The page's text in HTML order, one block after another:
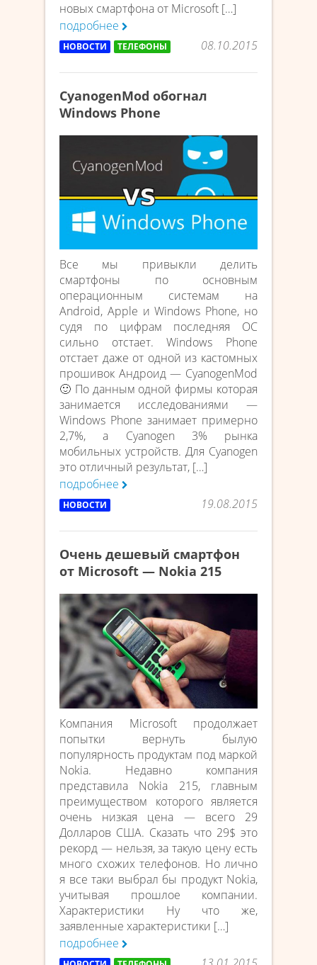
новых смартфона от Microsoft […]
подробнее
НОВОСТИ ТЕЛЕФОНЫ 08.10.2015
CyanogenMod обогнал
Windows Phone
Все мы привыкли делить
смартфоны по основным
операционным системам на
Android, Apple и Windows Phone, но
судя по цифрам последняя ОС
сильно отстает. Windows Phone
отстает даже от одной из кастомных
прошивок Андроид — CyanogenMod
🙂 По данным одной фирмы которая
занимается исследованиями —
Windows Phone занимает примерно
2,7%, а Cyanogen 3% рынка
мобильных устройств. Для Cyanogen
это отличный результат, […]
подробнее
НОВОСТИ 19.08.2015
Очень дешевый смартфон
от Microsoft — Nokia 215
Компания Microsoft продолжает
попытки вернуть былую
популярность продуктам под маркой
Nokia. Недавно компания
представила Nokia 215, главным
преимуществом которого является
очень низкая цена — всего 29
Долларов США. Сказать что 29$ это
рекорд — нельзя, за такую цену есть
много схожих телефонов. Но лично
я все таки выбрал бы продукт Nokia,
учитывая прошлое компании.
Характеристики Ну что же,
заявленные характеристики […]
подробнее